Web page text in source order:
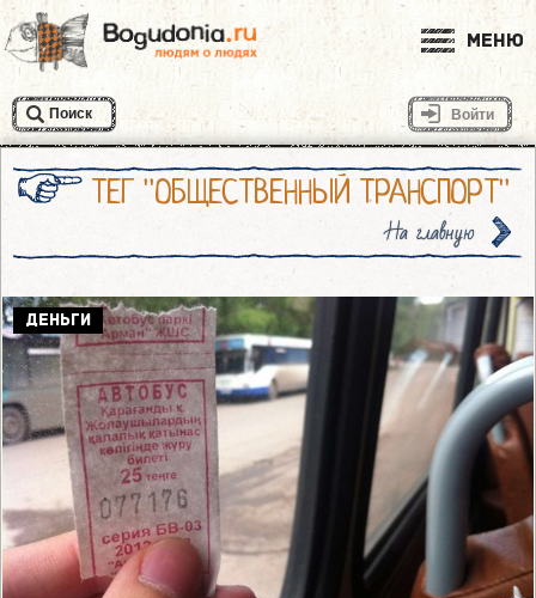
Меню
Поиск Войти
ТЕГ "ОБЩЕСТВЕННЫЙ ТРАНСПОРТ"
На главную
ДЕНЬГИ